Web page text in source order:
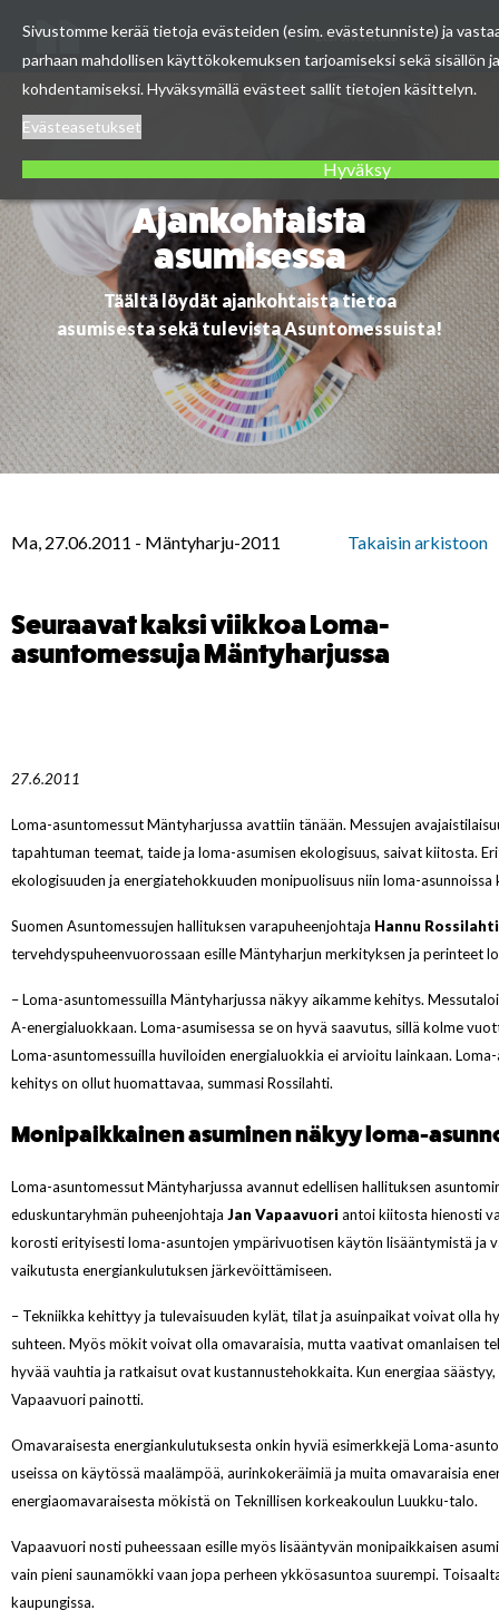
Skip
content
Etsi
sivustolta
Asuntomessut
Ajankohtaista
asumisessa
Täältä löydät ajankohtaista tietoa
asumisesta sekä tulevista Asuntomessuista!
Ma, 27.06.2011 - Mäntyharju-2011 Takaisin arkistoon
Seuraavat kaksi viikkoa Loma-
asuntomessuja Mäntyharjussa
27.6.2011
Loma-asuntomessut Mäntyharjussa avattiin tänään. Messujen
tapahtuman teemat, taide ja loma-asumisen ekologisuus, saivat kiitosta.
ekologisuuden ja energiatehokkuuden monipuolisuus niin loma-asunnoissa
Suomen Asuntomessujen hallituksen varapuheenjohtaja Hannu Rossilahti
tervehdyspuheenvuorossaan esille Mäntyharjun merkityksen ja perinteet
– Loma-asuntomessuilla Mäntyharjussa näkyy aikamme kehitys.
A-energialuokkaan. Loma-asumisessa se on hyvä saavutus, sillä kolme
Loma-asuntomessuilla huviloiden energialuokkia ei arvioitu lainkaan.
kehitys on ollut huomattavaa, summasi Rossilahti.
Monipaikkainen asuminen näkyy loma-
Loma-asuntomessut Mäntyharjussa avannut edellisen hallituksen
eduskuntaryhmän puheenjohtaja Jan Vapaavuori antoi kiitosta hienosti
korosti erityisesti loma-asuntojen ympärivuotisen käytön lisääntymistä ja
vaikutusta energiankulutuksen järkevöittämiseen.
– Tekniikka kehittyy ja tulevaisuuden kylät, tilat ja asuinpaikat voivat olla
suhteen. Myös mökit voivat olla omavaraisia, mutta vaativat omanlaisen
hyvää vauhtia ja ratkaisut ovat kustannustehokkaita. Kun energiaa
Vapaavuori painotti.
Omavaraisesta energiankulutuksesta onkin hyviä esimerkkejä Loma-
useissa on käytössä maalämpöä, aurinkokeräimiä ja muita omavaraisia
energiaomavaraisesta mökistä on Teknillisen korkeakoulun Luukku-talo.
Vapaavuori nosti puheessaan esille myös lisääntyvän monipaikkaisen
vain pieni saunamökki vaan jopa perheen ykkösasuntoa suurempi.
kaupungissa.
Sivustomme kerää tietoja evästeiden (esim. evästetunniste) ja
parhaan mahdollisen käyttökokemuksen tarjoamiseksi sekä sisällön
kohdentamiseksi. Hyväksymällä evästeet sallit tietojen käsittelyn.
Evästeasetukset
Hyväksy